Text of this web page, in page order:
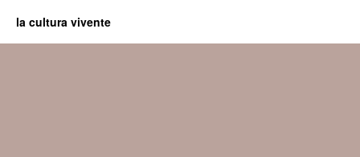
la cultura vivente